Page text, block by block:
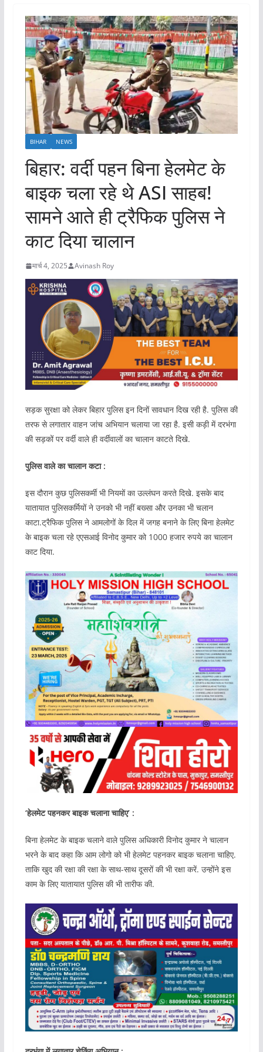
BIHAR NEWS
बिहार: वर्दी पहन बिना हेलमेट के
बाइक चला रहे थे ASI साहब!
सामने आते ही ट्रैफिक पुलिस ने
काट दिया चालान
मार्च 4, 2025 Avinash Roy
सड़क सुरक्षा को लेकर बिहार पुलिस इन दिनों सावधान दिख रही है. पुलिस की
तरफ से लगातार वाहन जांच अभियान चलाया जा रहा है. इसी कड़ी में दरभंगा
की सड़कों पर वर्दी वाले ही वर्दीवालों का चालान काटते दिखे.
पुलिस वाले का चालान कटा :
इस दौरान कुछ पुलिसकर्मी भी नियमों का उल्लंघन करते दिखे. इसके बाद
यातायात पुलिसकर्मियों ने उनको भी नहीं बख्सा और उनका भी चलान
काटा.ट्रैफिक पुलिस ने आमलोगों के दिल में जगह बनाने के लिए बिना हेलमेट
के बाइक चला रहे एएसआई विनोद कुमार को 1000 हजार रुपये का चालान
काट दिया.
‘हेलमेट पहनकर बाइक चलाना चाहिए’ :
बिना हेलमेट के बाइक चलाने वाले पुलिस अधिकारी विनोद कुमार ने चालान
भरने के बाद कहा कि आम लोगो को भी हेलमेट पहनकर बाइक चलाना चाहिए.
ताकि खुद की रक्षा की रक्षा के साथ-साथ दूसरों की भी रक्षा करें. उन्होंने इस
काम के लिए यातायात पुलिस की भी तारीफ की.